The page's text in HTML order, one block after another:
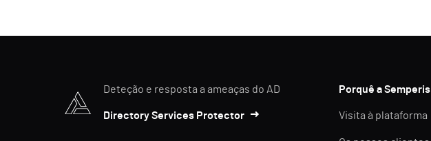
Deteção e resposta a ameaças do AD
Directory Services Protector
Porquê a Semperis
Visita à plataforma